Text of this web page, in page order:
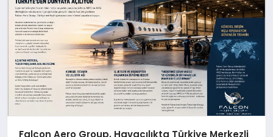
Falcon Aero Group, Havacılıkta Türkiye Merkezli